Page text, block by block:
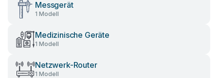
Messgerät
1 Modell
Medizinische Geräte
1 Modell
Netzwerk-Router
1 Modell